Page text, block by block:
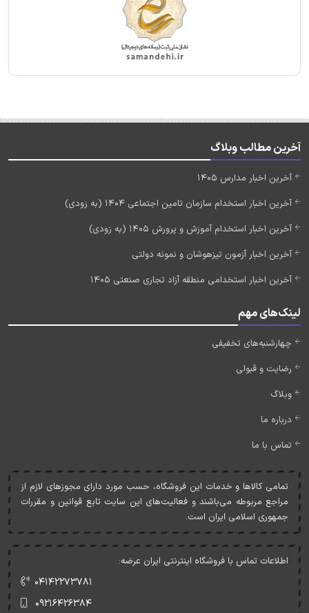
آخرین مطالب وبلاگ
آخرین اخبار مدارس 1405
آخرین اخبار استخدام سازمان تامین اجتماعی 1404 (به زودی)
آخرین اخبار استخدام آموزش و پرورش 1405 (به زودی)
آخرین اخبار آزمون تیزهوشان و نمونه دولتی
آخرین اخبار استخدامی منطقه آزاد تجاری صنعتی 1405
لینک‌های مهم
چهارشنبه‌های تخفیفی
رضایت و قبولی
وبلاگ
درباره ما
تماس با ما
تمامی کالاها و خدمات اين فروشگاه، حسب مورد دارای مجوزهای لازم از
مراجع مربوطه می‌باشند و فعاليت‌های اين سايت تابع قوانين و مقررات
جمهوری اسلامی ايران است.
اطلاعات تماس با فروشگاه اینترنتی ایران عرضه:
۰۴۱۴۲۲۷۳۷۸۱
۰۹۲۱۶۴۲۶۳۸۴